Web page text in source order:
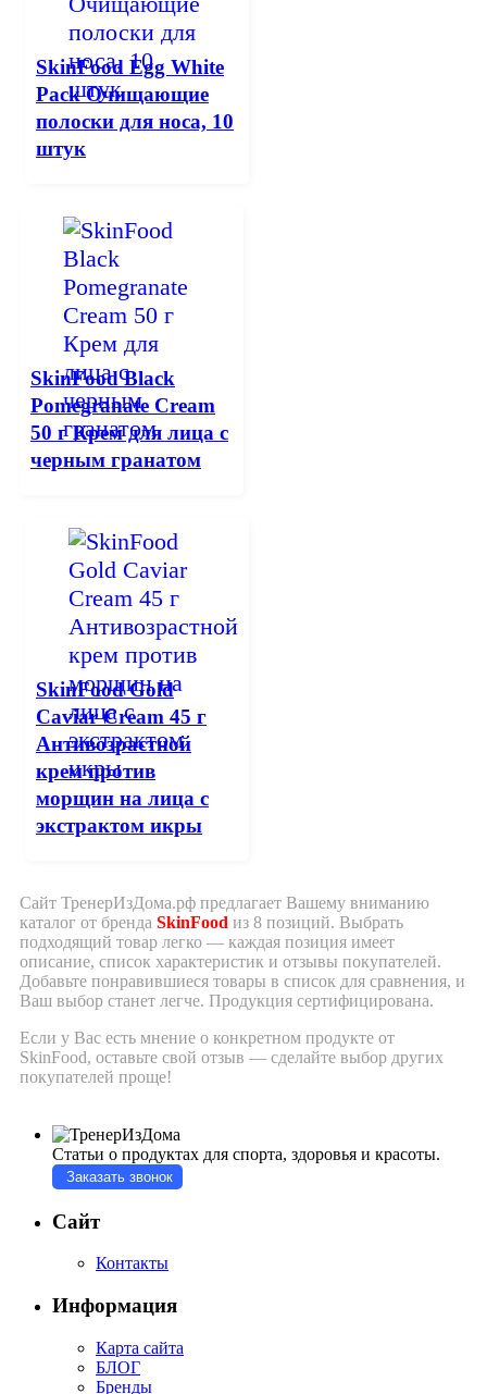
SkinFood Egg White
Pack Очищающие
полоски для носа, 10
штук
SkinFood Black
Pomegranate Cream
50 г Крем для лица с
черным гранатом
SkinFood Gold
Caviar Cream 45 г
Антивозрастной
крем против
морщин на лица с
экстрактом икры
Сайт ТренерИзДома.рф предлагает Вашему вниманию
каталог от бренда SkinFood из 8 позиций. Выбрать
подходящий товар легко — каждая позиция имеет
описание, список характеристик и отзывы покупателей.
Добавьте понравившиеся товары в список для сравнения, и
Ваш выбор станет легче. Продукция сертифицирована.
Если у Вас есть мнение о конкретном продукте от
SkinFood, оставьте свой отзыв — сделайте выбор других
покупателей проще!
Статьи о продуктах для спорта, здоровья и красоты.
Заказать звонок
Сайт
Контакты
Информация
Карта сайта
БЛОГ
Бренды